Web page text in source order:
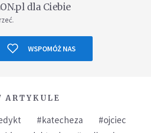
dla Ciebie
WSPOMÓŻ NAS
ARTYKULE
#katecheza
#ojciec